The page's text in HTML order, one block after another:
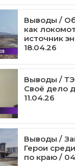
Выводы /
как
источник
18.04.26
Выводы /
Своё дело
11.04.26
Выводы /
Герои
по краю /